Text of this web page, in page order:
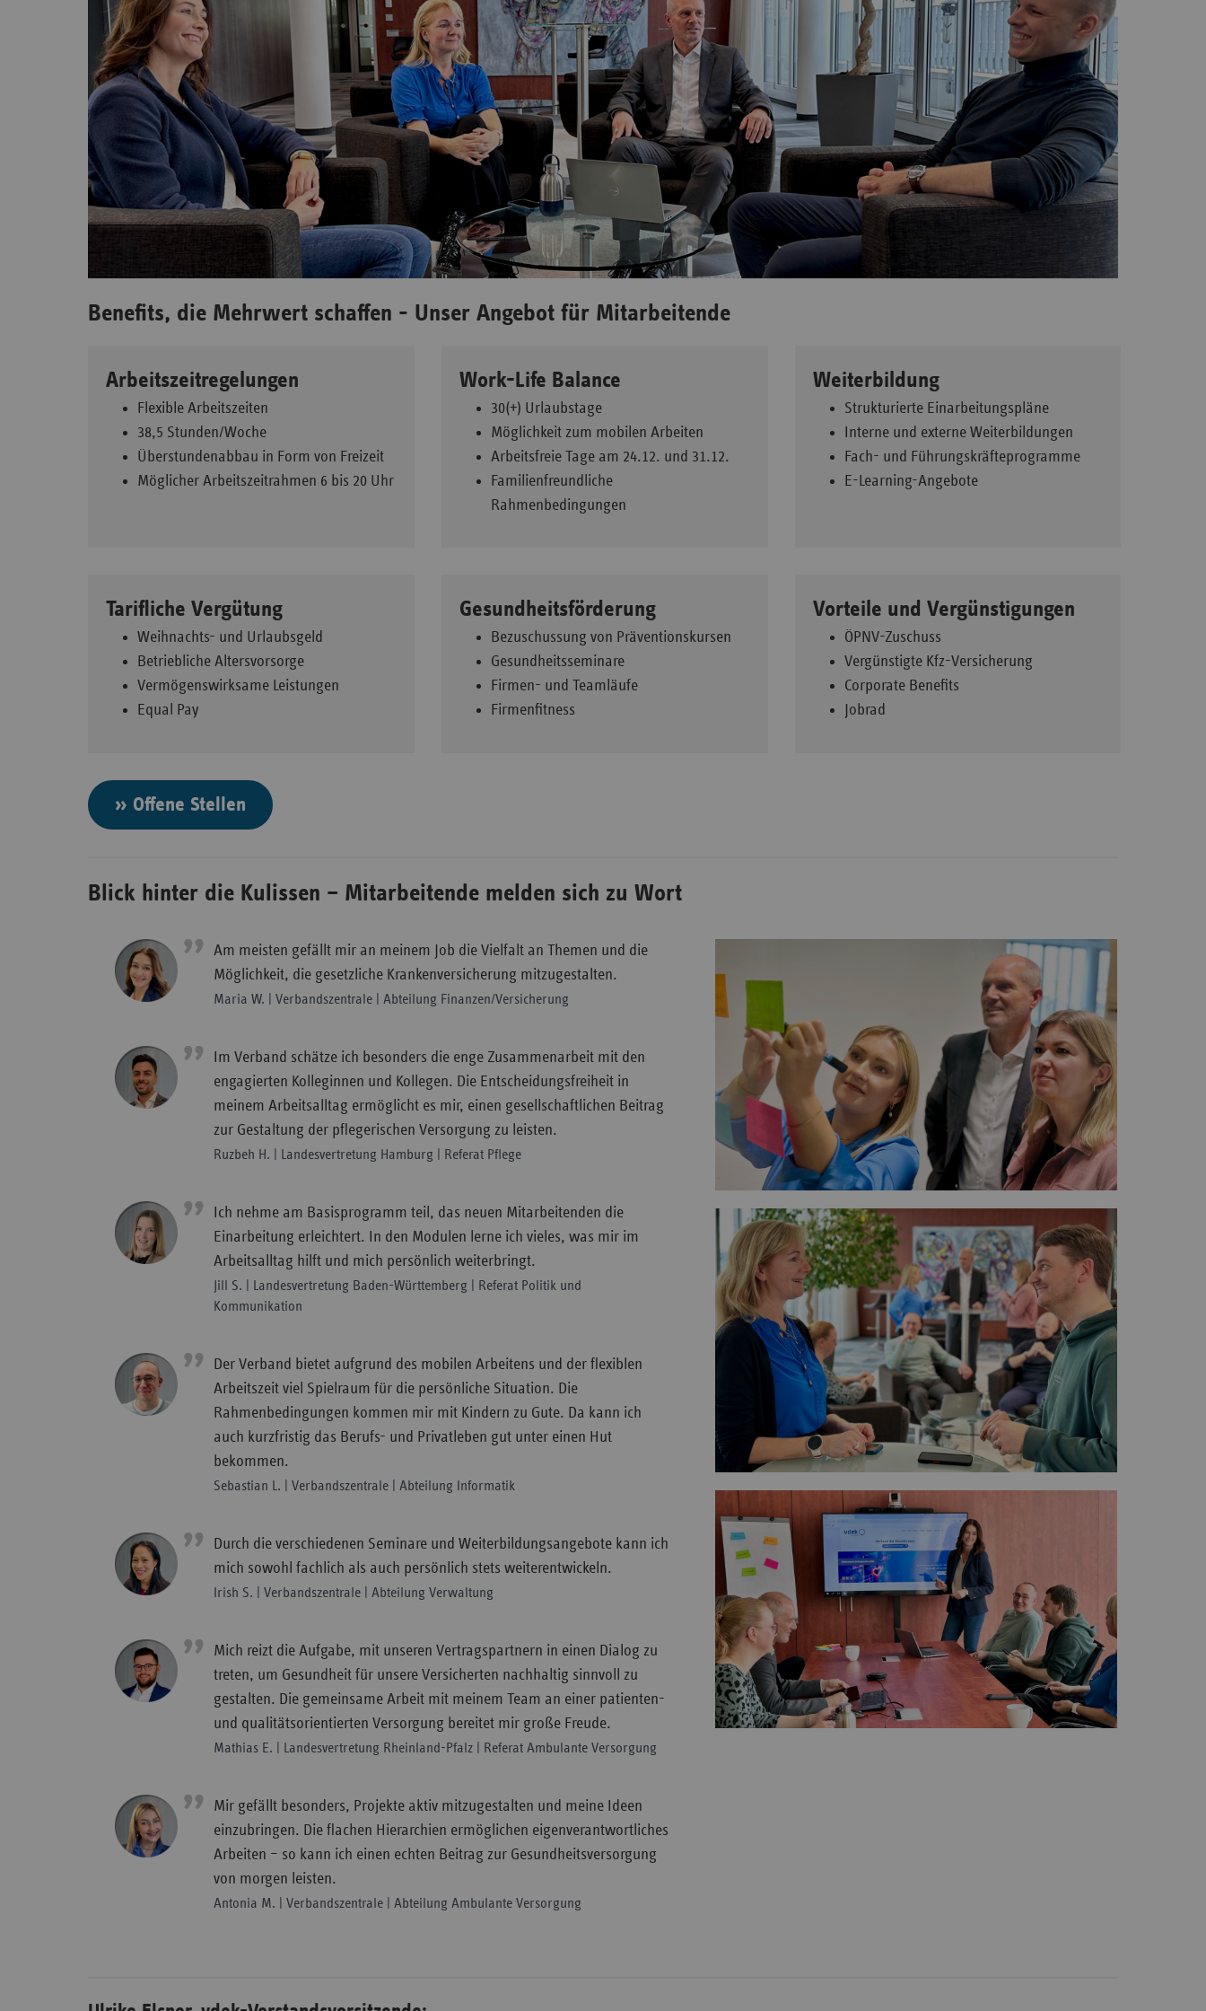
Benefits, die Mehrwert schaffen - Unser Angebot für Mitarbeitende
Arbeitszeitregelungen
Flexible Arbeitszeiten
38,5 Stunden/Woche
Überstundenabbau in Form von Freizeit
Möglicher Arbeitszeitrahmen 6 bis 20 Uhr
Work-Life Balance
30(+) Urlaubstage
Möglichkeit zum mobilen Arbeiten
Arbeitsfreie Tage am 24.12. und 31.12.
Familienfreundliche
Rahmenbedingungen
Weiterbildung
Strukturierte Einarbeitungspläne
Interne und externe Weiterbildungen
Fach- und Führungskräfteprogramme
E-Learning-Angebote
Tarifliche Vergütung
Weihnachts- und Urlaubsgeld
Betriebliche Altersvorsorge
Vermögenswirksame Leistungen
Equal Pay
Gesundheitsförderung
Bezuschussung von Präventionskursen
Gesundheitsseminare
Firmen- und Teamläufe
Firmenfitness
Vorteile und Vergünstigungen
ÖPNV-Zuschuss
Vergünstigte Kfz-Versicherung
Corporate Benefits
Jobrad
» Offene Stellen
Blick hinter die Kulissen – Mitarbeitende melden sich zu Wort
Am meisten gefällt mir an meinem Job die Vielfalt an Themen und die
Möglichkeit, die gesetzliche Krankenversicherung mitzugestalten.
Maria W. | Verbandszentrale | Abteilung Finanzen/Versicherung
Im Verband schätze ich besonders die enge Zusammenarbeit mit den
engagierten Kolleginnen und Kollegen. Die Entscheidungsfreiheit in
meinem Arbeitsalltag ermöglicht es mir, einen gesellschaftlichen Beitrag
zur Gestaltung der pflegerischen Versorgung zu leisten.
Ruzbeh H. | Landesvertretung Hamburg | Referat Pflege
Ich nehme am Basisprogramm teil, das neuen Mitarbeitenden die
Einarbeitung erleichtert. In den Modulen lerne ich vieles, was mir im
Arbeitsalltag hilft und mich persönlich weiterbringt.
Jill S. | Landesvertretung Baden-Württemberg | Referat Politik und
Kommunikation
Der Verband bietet aufgrund des mobilen Arbeitens und der flexiblen
Arbeitszeit viel Spielraum für die persönliche Situation. Die
Rahmenbedingungen kommen mir mit Kindern zu Gute. Da kann ich
auch kurzfristig das Berufs- und Privatleben gut unter einen Hut
bekommen.
Sebastian L. | Verbandszentrale | Abteilung Informatik
Durch die verschiedenen Seminare und Weiterbildungsangebote kann ich
mich sowohl fachlich als auch persönlich stets weiterentwickeln.
Irish S. | Verbandszentrale | Abteilung Verwaltung
Mich reizt die Aufgabe, mit unseren Vertragspartnern in einen Dialog zu
treten, um Gesundheit für unsere Versicherten nachhaltig sinnvoll zu
gestalten. Die gemeinsame Arbeit mit meinem Team an einer patienten-
und qualitätsorientierten Versorgung bereitet mir große Freude.
Mathias E. | Landesvertretung Rheinland-Pfalz | Referat Ambulante Versorgung
Mir gefällt besonders, Projekte aktiv mitzugestalten und meine Ideen
einzubringen. Die flachen Hierarchien ermöglichen eigenverantwortliches
Arbeiten – so kann ich einen echten Beitrag zur Gesundheitsversorgung
von morgen leisten.
Antonia M. | Verbandszentrale | Abteilung Ambulante Versorgung